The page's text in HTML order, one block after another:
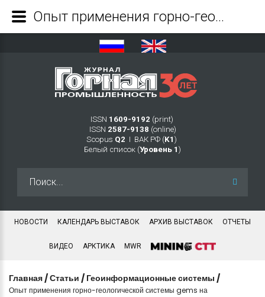
ISSN 1609-9192 (print)
ISSN 2587-9138 (online)
Scopus Q2 Ι ВАК РФ (K1 )
Белый список (Уровень 1 )
НОВОСТИ КАЛЕНДАРЬ ВЫСТАВОК АРХИВ ВЫСТАВОК ОТЧЕТЫ
ВИДЕО АРКТИКА MWR
Главная /Статьи / Геоинформационные системы /
Опыт применения горно-геологической системы gems на
Опыт применения горно-геологической системы gems на предприятиях СНГ - Журнал Горная промышленность